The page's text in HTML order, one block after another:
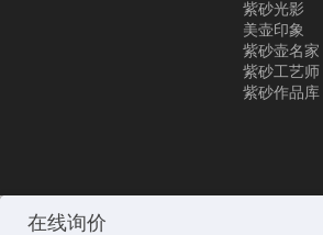
紫砂光影
美壶印象
紫砂壶名家
紫砂工艺师
紫砂作品库
Copyright © 2010-2025 All Rights Reserved
在线询价